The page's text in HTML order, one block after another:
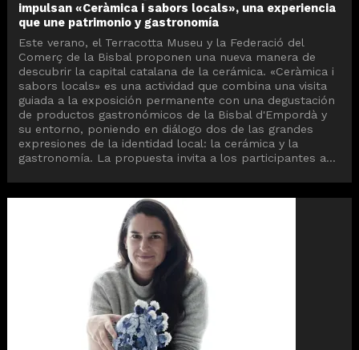
impulsan «Ceràmica i sabors locals», una experiencia
que une patrimonio y gastronomía
Este verano, el Terracotta Museu y la Federació del
Comerç de la Bisbal proponen una nueva manera de
descubrir la capital catalana de la cerámica. «Ceràmica i
sabors locals» es una actividad que combina una visita
guiada a la exposición permanente con una degustación
de productos gastronómicos de la Bisbal d'Empordà y
su entorno, poniendo en diálogo dos de las grandes
expresiones de la identidad local: la cerámica y la
gastronomía. La propuesta invita a los participantes a...